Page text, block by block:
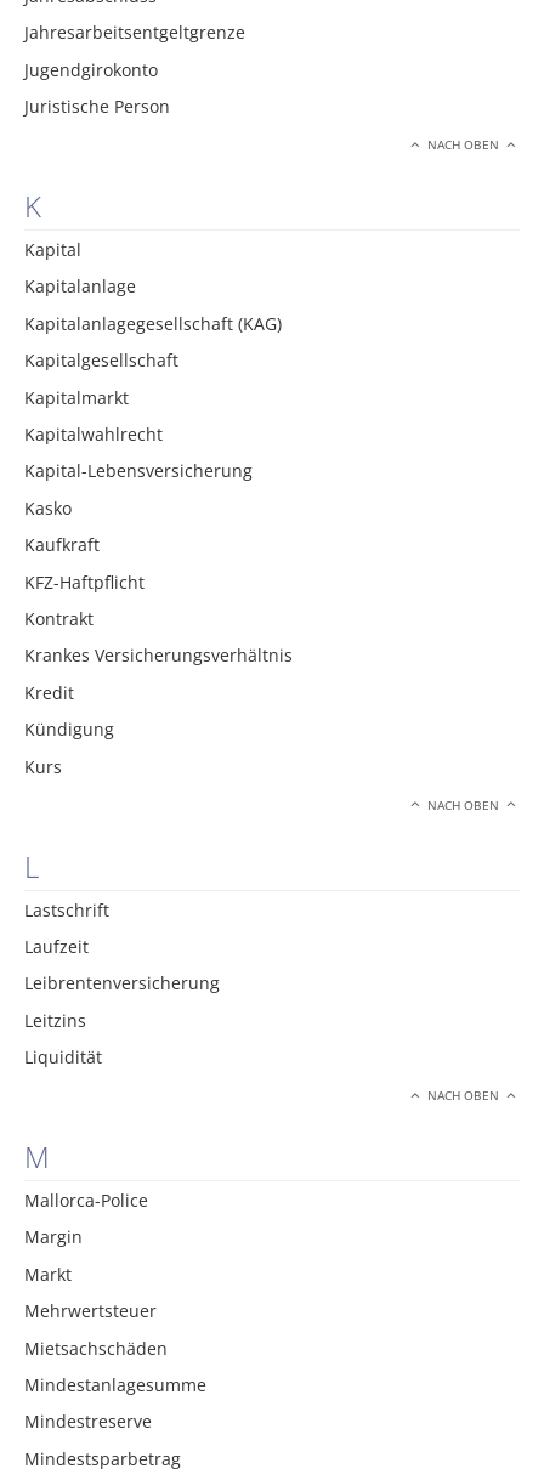
Jahresarbeitsentgeltgrenze
Jugendgirokonto
Juristische Person
NACH OBEN
K
Kapital
Kapitalanlage
Kapitalanlagegesellschaft (KAG)
Kapitalgesellschaft
Kapitalmarkt
Kapitalwahlrecht
Kapital-Lebensversicherung
Kasko
Kaufkraft
KFZ-Haftpflicht
Kontrakt
Krankes Versicherungsverhältnis
Kredit
Kündigung
Kurs
NACH OBEN
L
Lastschrift
Laufzeit
Leibrentenversicherung
Leitzins
Liquidität
NACH OBEN
M
Mallorca-Police
Margin
Markt
Mehrwertsteuer
Mietsachschäden
Mindestanlagesumme
Mindestreserve
Mindestsparbetrag